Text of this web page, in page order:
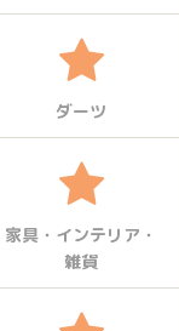
ダーツ
家具・インテリア・
雑貨